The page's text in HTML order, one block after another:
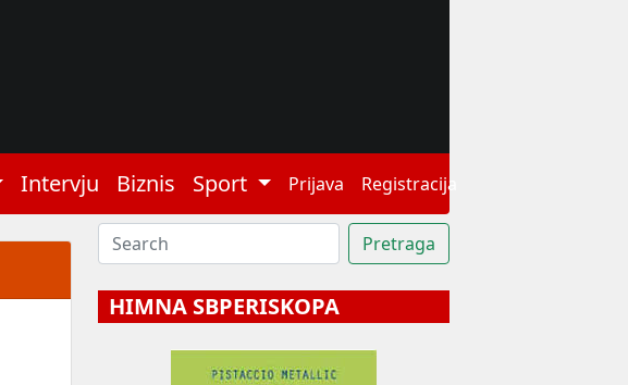
Intervju Biznis Sport Prijava Registracija
HIMNA SBPERISKOPA